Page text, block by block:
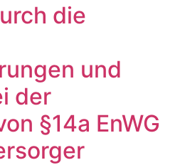
die
und
der
§14a EnWG